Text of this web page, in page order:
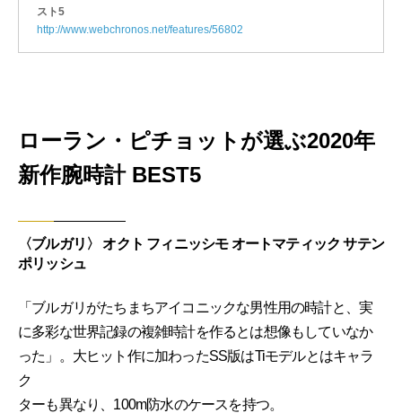
スト5
http://www.webchronos.net/features/56802
ローラン・ピチョットが選ぶ2020年
新作腕時計 BEST5
〈ブルガリ〉 オクト フィニッシモ オートマティック サテン
ポリッシュ
「ブルガリがたちまちアイコニックな男性用の時計と、実
に多彩な世界記録の複雑時計を作るとは想像もしていなか
った」。大ヒット作に加わったSS版はTiモデルとはキャラ
ク
ターも異なり、100m防水のケースを持つ。